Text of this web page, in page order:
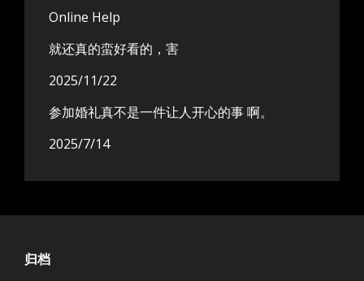
Online Help
就还真的蛮好看的，害
2025/11/22
参加婚礼真不是一件让人开心的事 啊。
2025/7/14
归档